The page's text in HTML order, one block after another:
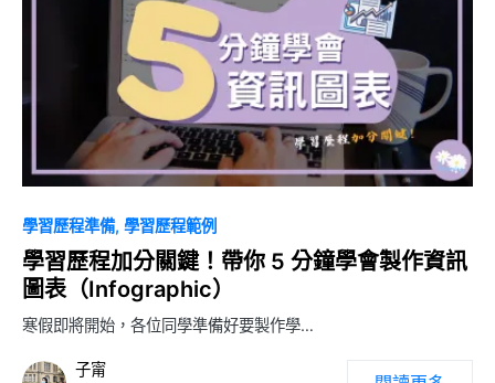
學習歷程準備 學習歷程範例
學習歷程加分關鍵！帶你 5 分鐘學會製作資訊
圖表（Infographic）
寒假即將開始，各位同學準備好要製作學…
子甯